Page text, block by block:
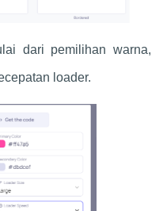
dari pemilihan warna,
loader.